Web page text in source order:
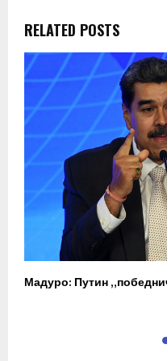
RELATED POSTS
Мадуро: Путин